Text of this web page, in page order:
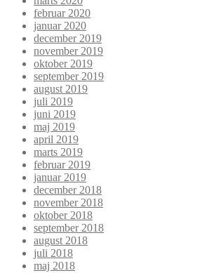
februar 2020
januar 2020
december 2019
november 2019
oktober 2019
september 2019
august 2019
juli 2019
juni 2019
maj 2019
april 2019
marts 2019
februar 2019
januar 2019
december 2018
november 2018
oktober 2018
september 2018
august 2018
juli 2018
maj 2018